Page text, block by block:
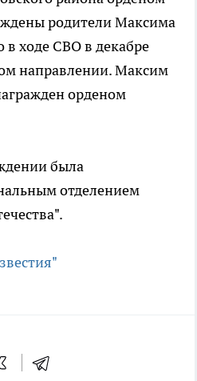
родители Максима
в ходе СВО в декабре
направлении. Максим
орденом
была
отделением